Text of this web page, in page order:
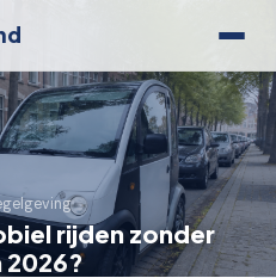
rijden zonder
2026?